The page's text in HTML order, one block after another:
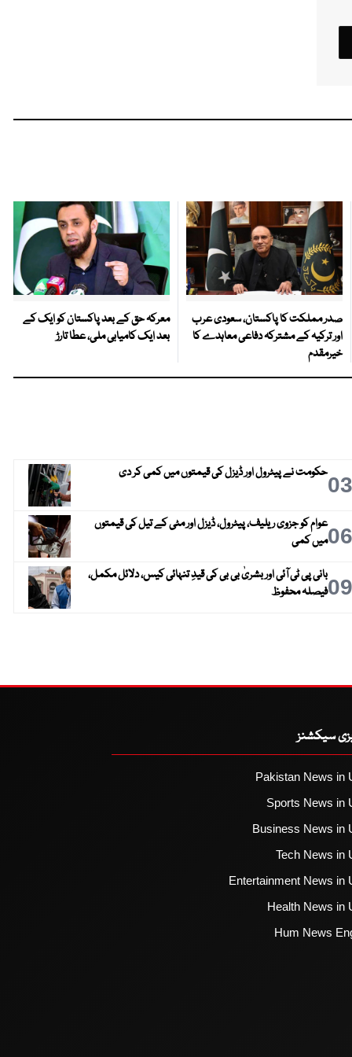
صدر مملکت کا پاکستان، سعودی عرب
اور ترکیہ کے مشترکہ دفاعی معاہدے کا
خیرمقدم
معرکہ حق کے بعد پاکستان کو ایک کے
بعد ایک کامیابی ملی، عطا تارڑ
03حکومت نے پیٹرول اور ڈیزل کی قیمتوں میں کمی کر دی
06عوام کو جزوی ریلیف، پیٹرول، ڈیزل اور مٹی کے تیل کی قیمتوں
میں کمی
09بانی پی ٹی آئی اور بشریٰ بی بی کی قیدِ تنہائی کیس، دلائل مکمل،
فیصلہ محفوظ
سیکشنز
Pakistan News in
Sports News in
Business News in
Tech News in
Entertainment News in
Health News in
Hum News